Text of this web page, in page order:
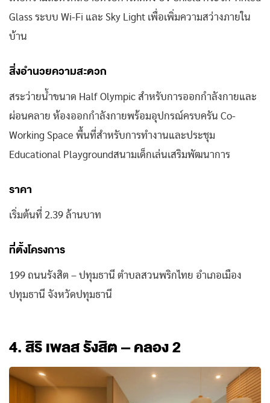
Glass ระบบ Wi-Fi และ Sky Light เพื่อเพิ่มความสว่างภายใน
บ้าน
สิ่งอำนวยความสะดวก
สระว่ายน้ำขนาด Half Olympic สำหรับการออกกำลังกายและ
ผ่อนคลาย ห้องออกกำลังกายพร้อมอุปกรณ์ครบครัน Co-
Working Space พื้นที่สำหรับการทำงานและประชุม
Educational Playgroundสนามเด็กเล่นเสริมพัฒนาการ
ราคา
เริ่มต้นที่ 2.39 ล้านบาท
ที่ตั้งโครงการ
199 ถนนรังสิต – ปทุมธานี ตำบลสวนพริกไทย อำเภอเมือง
ปทุมธานี จังหวัดปทุมธานี
4.สิริ เพลส รังสิต – คลอง 2